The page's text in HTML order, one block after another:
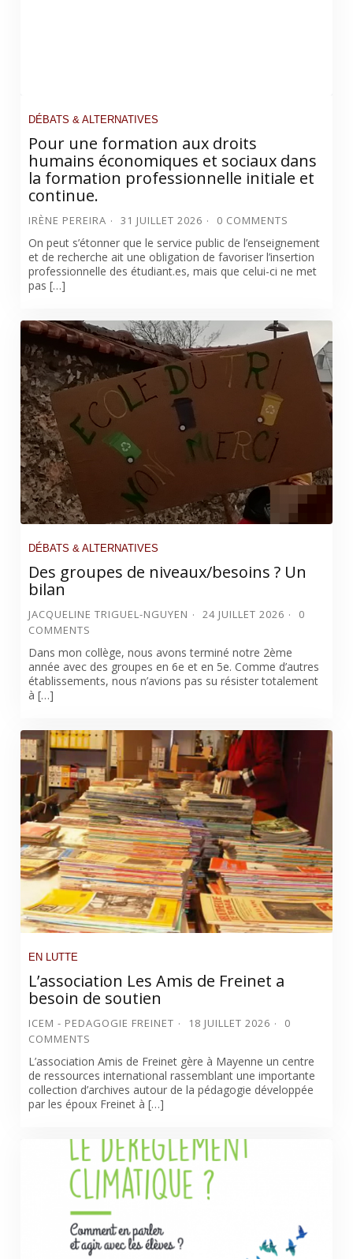
DÉBATS & ALTERNATIVES
Pour une formation aux droits
humains économiques et sociaux dans
la formation professionnelle initiale et
continue.
IRÈNE PEREIRA 31 JUILLET 2026 0 COMMENTS
On peut s’étonner que le service public de l’enseignement
et de recherche ait une obligation de favoriser l’insertion
professionnelle des étudiant.es, mais que celui-ci ne met
pas […]
DÉBATS & ALTERNATIVES
Des groupes de niveaux/besoins ? Un
bilan
JACQUELINE TRIGUEL-NGUYEN 24 JUILLET 2026
0
COMMENTS
Dans mon collège, nous avons terminé notre 2ème
année avec des groupes en 6e et en 5e. Comme d’autres
établissements, nous n’avions pas su résister totalement
à […]
EN LUTTE
L’association Les Amis de Freinet a
besoin de soutien
ICEM - PEDAGOGIE FREINET 18 JUILLET 2026
0
COMMENTS
L’association Amis de Freinet gère à Mayenne un centre
de ressources international rassemblant une importante
collection d’archives autour de la pédagogie développée
par les époux Freinet à […]